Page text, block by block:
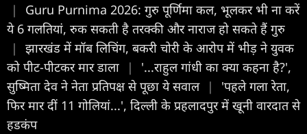
|
Guru Purnima 2026: गुरु पूर्णिमा कल, भूलकर भी ना करें
ये 6 गलतियां, रुक सकती है तरक्की और नाराज हो सकते हैं गुरु
|
झारखंड में मॉब लिचिंग, बकरी चोरी के आरोप में भीड़ ने युवक
को पीट-पीटकर मार डाला
|
'...राहुल गांधी का क्या कहना है?',
सुष्मिता देव ने नेता प्रतिपक्ष से पूछा ये सवाल |
'पहले गला रेता,
फिर मार दीं 11 गोलियां...', दिल्ली के प्रहलादपुर में खूनी वारदात से
हडकंप